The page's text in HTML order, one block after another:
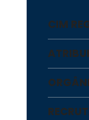
CIM